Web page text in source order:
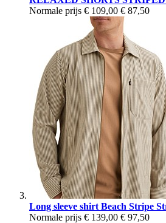
Normale prijs € 109,00 € 87,50
Long sleeve shirt Beach Stripe
Normale prijs € 139,00 € 97,50